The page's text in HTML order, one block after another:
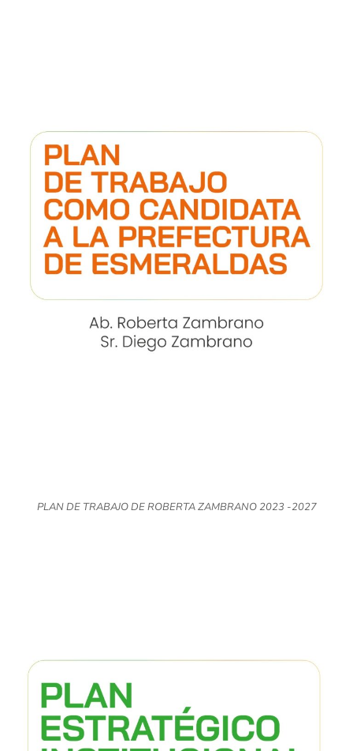
PLAN DE TRABAJO DE ROBERTA ZAMBRANO 2023 -2027